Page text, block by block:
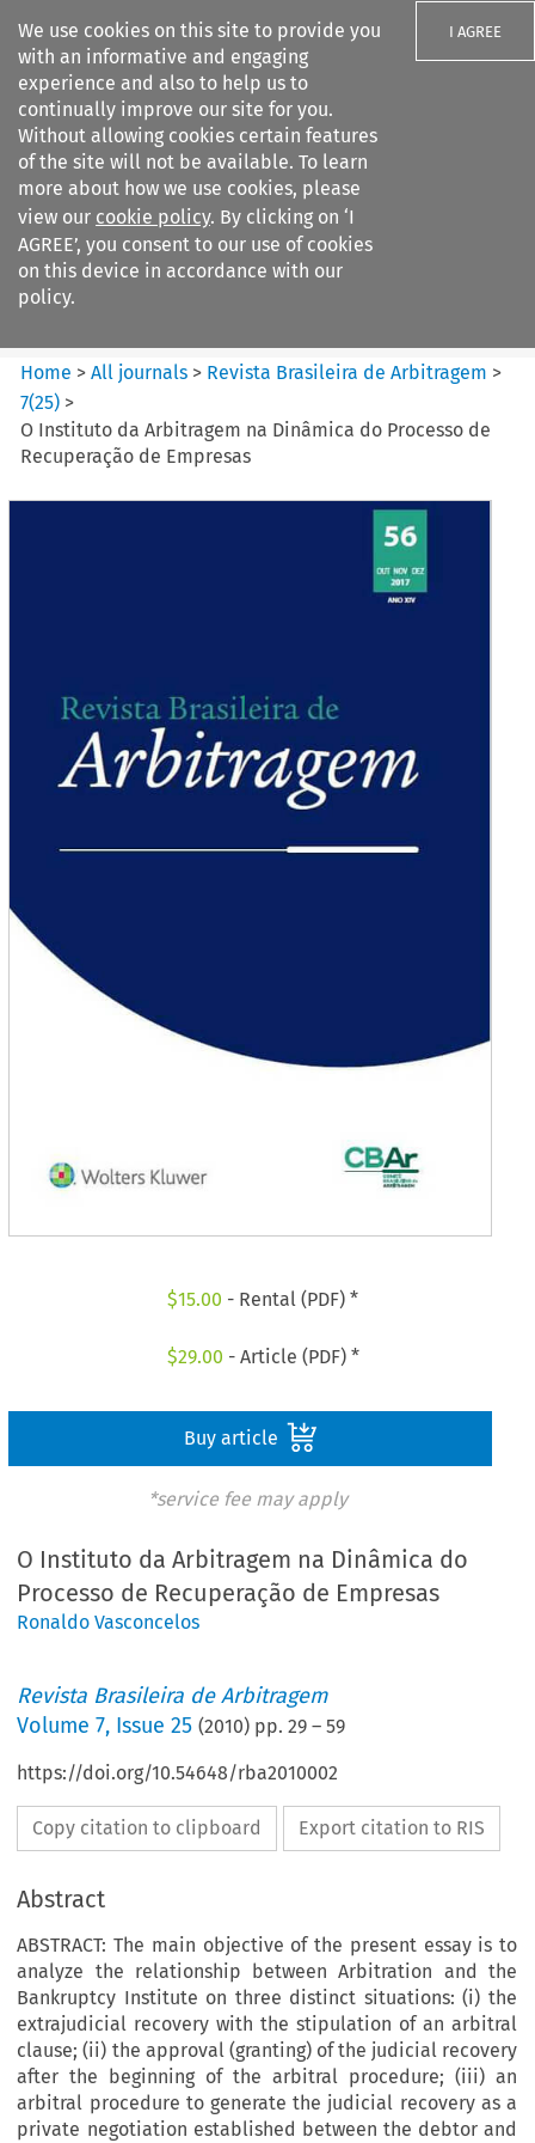
We use cookies on this site to provide you
with an informative and engaging
experience and also to help us to
continually improve our site for you.
Without allowing cookies certain features
of the site will not be available. To learn
more about how we use cookies, please
view our cookie policy. By clicking on ‘I
AGREE’, you consent to our use of cookies
on this device in accordance with our
policy.
I AGREE
Search filters
Revista Brasileira de
Arbitragem
Home >All journals > Revista Brasileira de Arbitragem >
7(25) >
O Instituto da Arbitragem na Dinâmica do Processo de
Recuperação de Empresas
$15.00 - Rental (PDF) *
$29.00 - Article (PDF) *
Buy article
*service fee may apply
O Instituto da Arbitragem na Dinâmica do
Processo de Recuperação de Empresas
Ronaldo Vasconcelos
Revista Brasileira de Arbitragem
Volume7, Issue 25 (2010) pp.29 –59
https://doi.org/10.54648/rba2010002
Copy citation to clipboard Export citation to RIS
Abstract
ABSTRACT: The main objective of the present essay is to
analyze the relationship between Arbitration and the
Bankruptcy Institute on three distinct situations: (i) the
extrajudicial recovery with the stipulation of an arbitral
clause; (ii) the approval (granting) of the judicial recovery
after the beginning of the arbitral procedure; (iii) an
arbitral procedure to generate the judicial recovery as a
private negotiation established between the debtor and